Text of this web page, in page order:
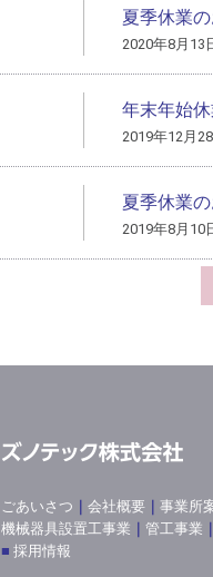
夏季休業
2020年8月13
年末年始
2019年12月
夏季休業
2019年8月10
ごあいさつ 会社概要
事業所
機械器具設置工事業 管工事業
■ 採用情報